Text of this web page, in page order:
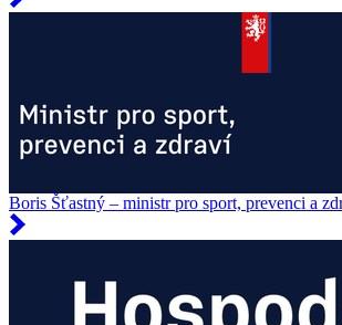
Boris Šťastný – ministr pro sport, prevenci a